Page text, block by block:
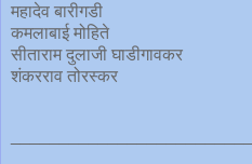
महादेव बारीगडी
कमलाबाई मोहिते
सीताराम दुलाजी घाडीगावकर
शंकरराव तोरस्कर